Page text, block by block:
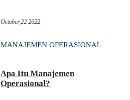
October,22 2022
MANAJEMEN OPERASIONAL
Apa Itu Manajemen
Operasional?